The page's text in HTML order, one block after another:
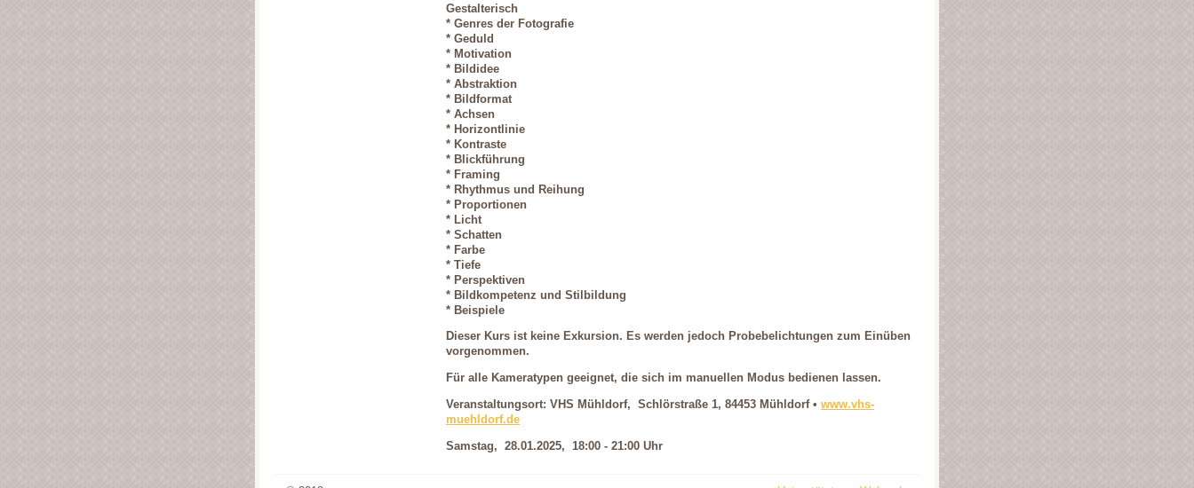
Gestalterisch
* Genres der Fotografie
* Geduld
* Motivation
* Bildidee
* Abstraktion
* Bildformat
* Achsen
* Horizontlinie
* Kontraste
* Blickführung
* Framing
* Rhythmus und Reihung
* Proportionen
* Licht
* Schatten
* Farbe
* Tiefe
* Perspektiven
* Bildkompetenz und Stilbildung
* Beispiele
Dieser Kurs ist keine Exkursion. Es werden jedoch Probebelichtungen zum Einüben
vorgenommen.
Für alle Kameratypen geeignet, die sich im manuellen Modus bedienen lassen.
Veranstaltungsort: VHS Mühldorf, Schlörstraße 1, 84453 Mühldorf • www.vhs-
muehldorf.de
Samstag, 28.01.2025, 18:00 - 21:00 Uhr